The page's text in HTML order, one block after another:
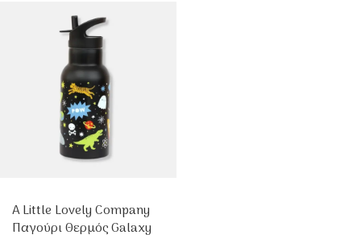
A Little Lovely Company
Παγούρι Θερμός Galaxy